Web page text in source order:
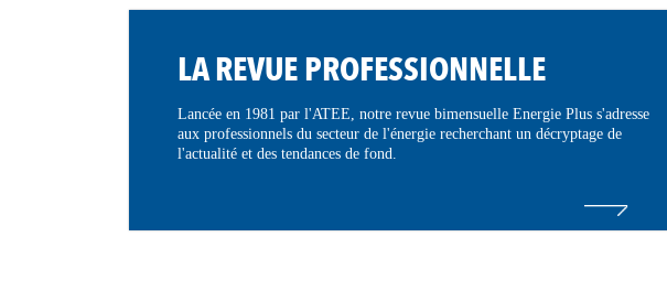
LA REVUE PROFESSIONNELLE
Lancée en 1981 par l'ATEE, notre revue bimensuelle Energie Plus s'adresse
aux professionnels du secteur de l'énergie recherchant un décryptage de
l'actualité et des tendances de fond.